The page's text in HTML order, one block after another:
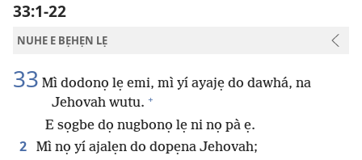
33:1-22
NUHE E BẸHẸN LẸ
33 Mì dodonọ lẹ emi, mì yí ayajẹ do dawhá, na
Jehovah wutu. +
E sọgbe dọ nugbonọ lẹ ni nọ pà ẹ.
2
Mì nọ yí ajalẹn do dopẹna Jehovah;